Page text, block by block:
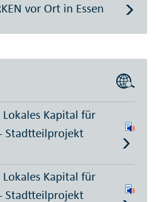
vor Ort in Essen
Kapital für
Stadtteilprojekt
Kapital für
Stadtteilprojekt